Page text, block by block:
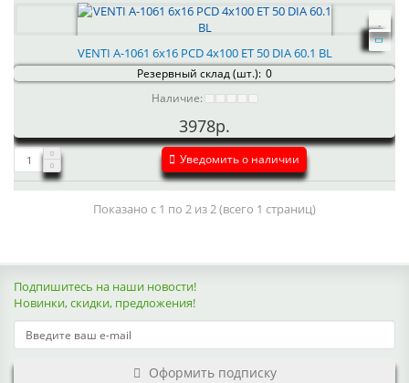
VENTI А-1061 6x16 PCD 4x100 ET 50 DIA 60.1 BL
Резервный склад (шт.): 0
Наличие:
3978р.
Уведомить о наличии
Показано с 1 по 2 из 2 (всего 1 страниц)
Подпишитесь на наши новости!
Новинки, скидки, предложения!
Оформить подписку